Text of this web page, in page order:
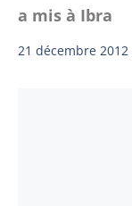
a mis à Ibra
21 décembre 2012